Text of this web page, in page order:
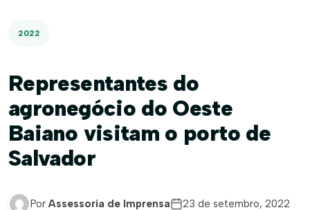
2022
Representantes do
agronegócio do Oeste
Baiano visitam o porto de
Salvador
Por Assessoria de Imprensa
23 de setembro, 2022